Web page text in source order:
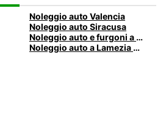
Noleggio auto Valencia
Noleggio auto Siracusa
Noleggio auto e furgoni a Pescara
Noleggio auto a Lamezia Terme, Italia